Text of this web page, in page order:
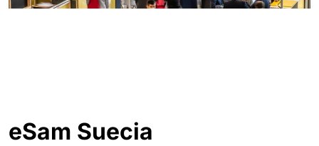
eSam Suecia